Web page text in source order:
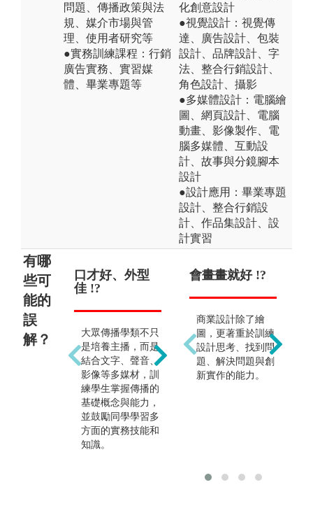
問題、傳播政策與法
規、媒介市場與管
理、使用者研究等
●實務訓練課程：行銷
廣告實務、實習媒
體、畢業專題等
化創意設計
●視覺設計：視覺傳
達、廣告設計、包裝
設計、品牌設計、字
法、整合行銷設計、
角色設計、攝影
●多媒體設計：電腦繪
圖、網頁設計、電腦
動畫、影像製作、電
腦多媒體、互動設
計、故事與分鏡腳本
設計
●設計應用：畢業專題
設計、整合行銷設
計、作品集設計、設
計實習
有哪
些可
能的
誤
解？
口才好、外型
佳 !?
大眾傳播學類不只
是培養主播，而是
結合文字、聲音、
影像等多媒材，訓
練學生掌握傳播的
基礎概念與能力，
並鼓勵同學學習多
方面的實務技能和
知識。
偏重實務忽略
大眾傳播學類並非
只有實務技能訓練
的課程，也有傳播
理論、研究方法等
練。
會畫畫就好 !?
商業設計除了繪
圖，更著重於訓練
設計思考、找到問
題、解決問題與創
新實作的能力。